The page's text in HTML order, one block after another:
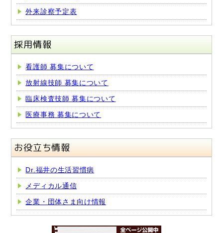
外来診察予定表
採用情報
看護師 募集について
放射線技師 募集について
臨床検査技師 募集について
医療事務 募集について
お役立ち情報
Dr.福井の生活習慣病
メディカル通信
企業・団体さま向け情報